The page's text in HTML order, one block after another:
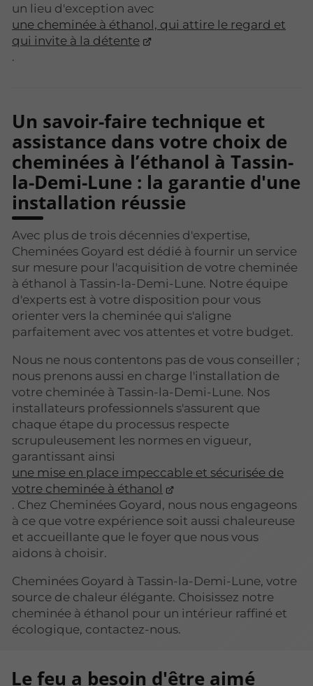
un lieu d'exception avec
une cheminée à éthanol, qui attire le regard et
qui invite à la détente
.
Un savoir-faire technique et
assistance dans votre choix de
cheminées à l’éthanol à Tassin-
la-Demi-Lune : la garantie d'une
installation réussie
Avec plus de trois décennies d'expertise,
Cheminées Goyard est dédié à fournir un service
sur mesure pour l'acquisition de votre cheminée
à éthanol à Tassin-la-Demi-Lune. Notre équipe
d'experts est à votre disposition pour vous
orienter vers la cheminée qui s'aligne
parfaitement avec vos attentes et votre budget.
Nous ne nous contentons pas de vous conseiller ;
nous prenons aussi en charge l'installation de
votre cheminée à Tassin-la-Demi-Lune. Nos
installateurs professionnels s'assurent que
chaque étape du processus respecte
scrupuleusement les normes en vigueur,
garantissant ainsi
une mise en place impeccable et sécurisée de
votre cheminée à éthanol
. Chez Cheminées Goyard, nous nous engageons
à ce que votre expérience soit aussi chaleureuse
et accueillante que le foyer que nous vous
aidons à choisir.
Cheminées Goyard à Tassin-la-Demi-Lune, votre
source de chaleur élégante. Choisissez notre
cheminée à éthanol pour un intérieur raffiné et
écologique, contactez-nous.
Le feu a besoin d'être aimé